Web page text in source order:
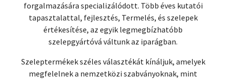
forgalmazására specializálódott. Több éves kutatói
tapasztalattal, fejlesztés, Termelés, és szelepek
értékesítése, az egyik legmegbízhatóbb
szelepgyártóvá váltunk az iparágban.
Szeleptermékek széles választékát kínáljuk, amelyek
megfelelnek a nemzetközi szabványoknak, mint